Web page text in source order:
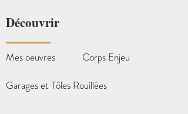
Découvrir
Mes oeuvres
Corps Enjeu
Garages et Tôles Rouillées